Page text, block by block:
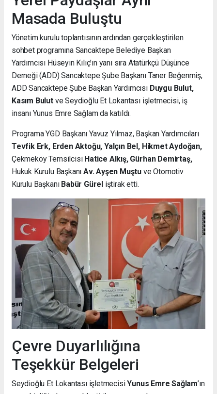
Masada Buluştu
Yönetim kurulu toplantısının ardından gerçekleştirilen
sohbet programına Sancaktepe Belediye Başkan
Yardımcısı Hüseyin Kılıç’ın yanı sıra Atatürkçü Düşünce
Derneği (ADD) Sancaktepe Şube Başkanı Taner Beğenmiş,
ADD Sancaktepe Şube Başkan Yardımcısı Duygu Bulut,
Kasım Bulut ve Seydioğlu Et Lokantası işletmecisi, iş
insanı Yunus Emre Sağlam da katıldı.
Programa YGD Başkanı Yavuz Yılmaz, Başkan Yardımcıları
Tevfik Erk, Erden Aktoğu, Yalçın Bel, Hikmet Aydoğan,
Çekmeköy Temsilcisi Hatice Alkış, Gürhan Demirtaş,
Hukuk Kurulu Başkanı Av. Ayşen Muştu ve Otomotiv
Kurulu Başkanı Babür Gürel iştirak etti.
Çevre Duyarlılığına
Teşekkür Belgeleri
Seydioğlu Et Lokantası işletmecisiYunus Emre Sağlam’ın